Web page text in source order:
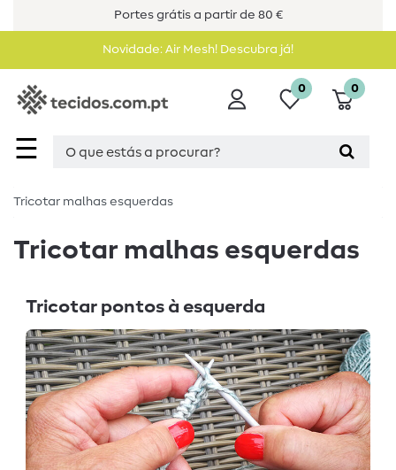
Portes grátis a partir de 80 €
Novidade: Air Mesh! Descubra já!
☰
0 0
Tricotar malhas esquerdas
Tricotar malhas esquerdas
Tricotar pontos à esquerda